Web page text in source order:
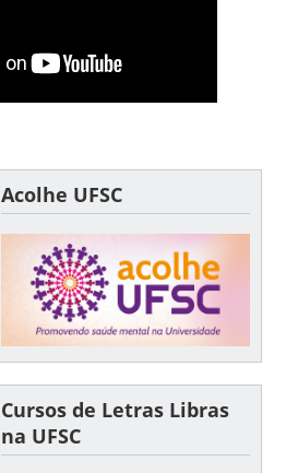
Acolhe UFSC
Cursos de Letras Libras
na UFSC